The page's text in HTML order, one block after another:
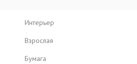
Интерьер
Взрослая
Бумага